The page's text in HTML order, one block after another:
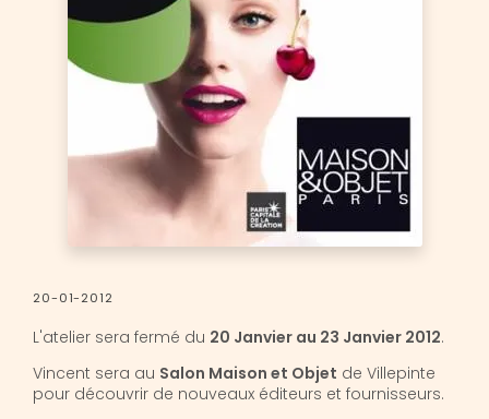
20-01-2012
L'atelier sera fermé du 20 Janvier au 23 Janvier 2012.
Vincent sera au Salon Maison et Objet de Villepinte
pour découvrir de nouveaux éditeurs et fournisseurs.